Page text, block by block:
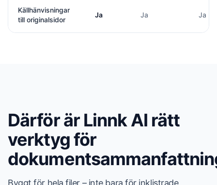
Källhänvisningar
till originalsidor
Ja Ja Ja
Därför är Linnk AI rätt
verktyg för
Byggt för hela filer – inte bara för inklistrade